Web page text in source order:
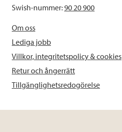
Swish-nummer:90 20 900
Om oss
Lediga jobb
Villkor, integritetspolicy & cookies
Retur och ångerrätt
Tillgänglighetsredogörelse